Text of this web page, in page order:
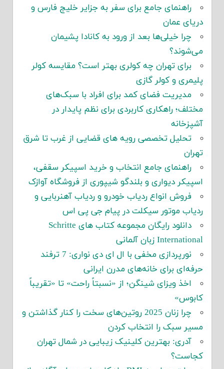
راهنمای جامع برای سفر به جزایر خلیج فارس و
دریای عمان
چرا خیلی‌ها بعد از ورود به کانادا پشیمان
می‌شوند؟
برای تهران چه کولری بهتر است؟ مقایسه کولر
پلیمری و کولر گازی
مدیریت فضای کمد برای افراد با سبک‌های
مختلف؛ راهکاری کاربردی برای نظم پایدار در
آشپزخانه
تحلیل تخصصی رویه های قضایی از غرب تا شرق
تهران
راهنمای جامع انتخاب و خرید اسپیکر سقفی،
اسپیکر دیواری و بلندگو شیپوری از فروشگاه آوازک
فروش انواع ردیاب خودرو و ردیاب آهنربایی و
ردیاب موتور سیکلت در پیام جی پی اس
دانلود رایگان مجموعه کتاب های Schritte
International زبان آلمانی
نورپردازی مخفی با ال ای دی نواری: 7 ترفند
حرفه‌ای برای خانه‌های مدرن ایرانی
اخذ ویزای شینگن؛ از «نسبتاً راحت» تا «تقریباً
کابوس»
چرا زنان 2025 روتین‌های سخت را کنار گذاشتن و
مسیر سبک را انتخاب کردن
آدری: بهترین کلینیک زیبایی در شمال تهران
کجاست؟